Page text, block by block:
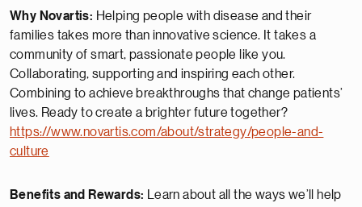
Why Novartis: Helping people with disease and their
families takes more than innovative science. It takes a
community of smart, passionate people like you.
Collaborating, supporting and inspiring each other.
Combining to achieve breakthroughs that change patients’
lives. Ready to create a brighter future together?
https://www.novartis.com/about/strategy/people-and-
culture
Benefits and Rewards: Learn about all the ways we’ll help